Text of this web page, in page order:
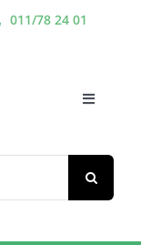
011/78 24 01
Toggle